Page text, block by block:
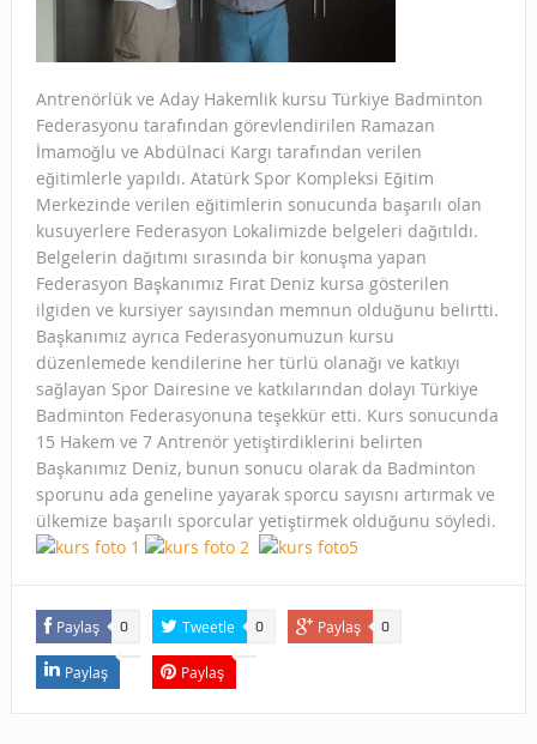
Antrenörlük ve Aday Hakemlik kursu Türkiye Badminton
Federasyonu tarafından görevlendirilen Ramazan
İmamoğlu ve Abdülnaci Kargı tarafından verilen
eğitimlerle yapıldı. Atatürk Spor Kompleksi Eğitim
Merkezinde verilen eğitimlerin sonucunda başarılı olan
kusuyerlere Federasyon Lokalimizde belgeleri dağıtıldı.
Belgelerin dağıtımı sırasında bir konuşma yapan
Federasyon Başkanımız Fırat Deniz kursa gösterilen
ilgiden ve kursiyer sayısından memnun olduğunu belirtti.
Başkanımız ayrıca Federasyonumuzun kursu
düzenlemede kendilerine her türlü olanağı ve katkıyı
sağlayan Spor Dairesine ve katkılarından dolayı Türkiye
Badminton Federasyonuna teşekkür etti. Kurs sonucunda
15 Hakem ve 7 Antrenör yetiştirdiklerini belirten
Başkanımız Deniz, bunun sonucu olarak da Badminton
sporunu ada geneline yayarak sporcu sayısnı artırmak ve
ülkemize başarılı sporcular yetiştirmek olduğunu söyledi.
Paylaş 0 Tweetle 0 Paylaş 0
Paylaş Paylaş